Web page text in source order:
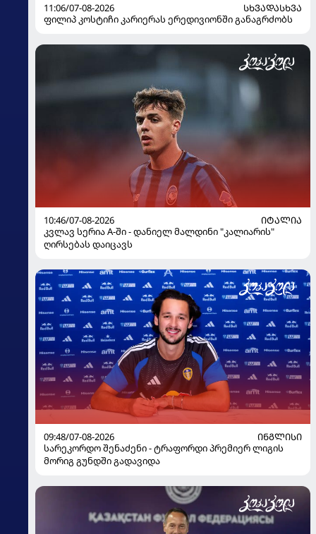
11:06/07-08-2026
ᲡᲮᲕᲐᲓᲐᲡᲮᲕᲐ
ფილიპ კოსტიჩი კარიერას ერედივიონში განაგრძობს
10:46/07-08-2026
ᲘᲢᲐᲚᲘᲐ
კვლავ სერია A-ში - დანიელ მალდინი "კალიარის"
ღირსებას დაიცავს
09:48/07-08-2026
ᲘᲜᲒᲚᲘᲡᲘ
სარეკორდო შენაძენი - ტრაფორდი პრემიერ ლიგის
მორიგ გუნდში გადავიდა